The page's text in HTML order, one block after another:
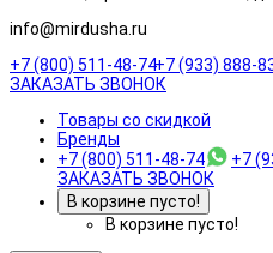
info@mirdusha.ru
+7 (800) 511-48-74+7 (933) 888-
ЗАКАЗАТЬ ЗВОНОК
Товары со скидкой
Бренды
+7 (800) 511-48-74
+7
ЗАКАЗАТЬ ЗВОНОК
В корзине пусто!
В корзине пусто!